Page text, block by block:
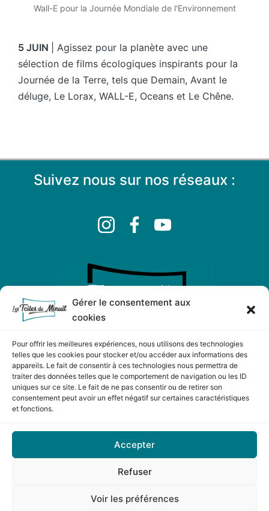
Gérer le consentement aux
cookies
Pour offrir les meilleures expériences, nous utilisons des technologies
telles que les cookies pour stocker et/ou accéder aux informations des
appareils. Le fait de consentir à ces technologies nous permettra de
traiter des données telles que le comportement de navigation ou les ID
uniques sur ce site. Le fait de ne pas consentir ou de retirer son
consentement peut avoir un effet négatif sur certaines caractéristiques
et fonctions.
Accepter
Refuser
Voir les préférences
Wall-E pour la Journée Mondiale de l'Environnement
5 JUIN
| Agissez pour la planète avec une
sélection de films écologiques inspirants pour la
Journée de la Terre, tels que Demain, Avant le
déluge, Le Lorax, WALL-E, Oceans et Le Chêne.
Suivez nous sur nos réseaux :
InstagramFacebookYouTube
LES TOILES DE MINUIT
ZAC Les Portes de l'Oise
Rue Nicolas Copernic - Lot 27
Tél : 01 30 34 16 35
Copyright 2026 — Les Toiles de Minuit — Tous droits
Politique de confidentialité